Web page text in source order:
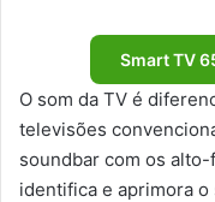
Smart TV
O som da TV é
televisões
soundbar com os
identifica e aprimora o